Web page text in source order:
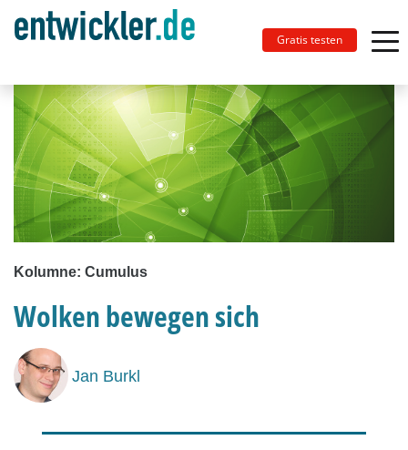
Gratis testen
Kolumne: Cumulus
Wolken bewegen sich
Jan Burkl